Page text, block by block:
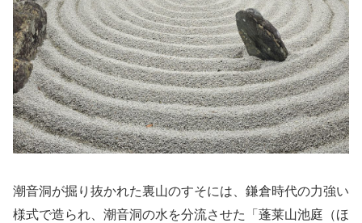
潮音洞が掘り抜かれた裏山のすそには、鎌倉時代の力強い
様式で造られ、潮音洞の水を分流させた「蓬莱山池庭（ほ